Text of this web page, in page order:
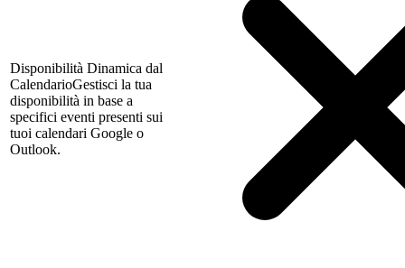
Disponibilità Dinamica dal
CalendarioGestisci la tua
disponibilità in base a
specifici eventi presenti sui
tuoi calendari Google o
Outlook.